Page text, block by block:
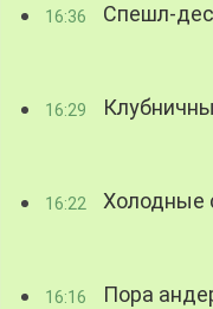
16:36 Спешл-
16:29
16:22 Холодные
16:16
Пора